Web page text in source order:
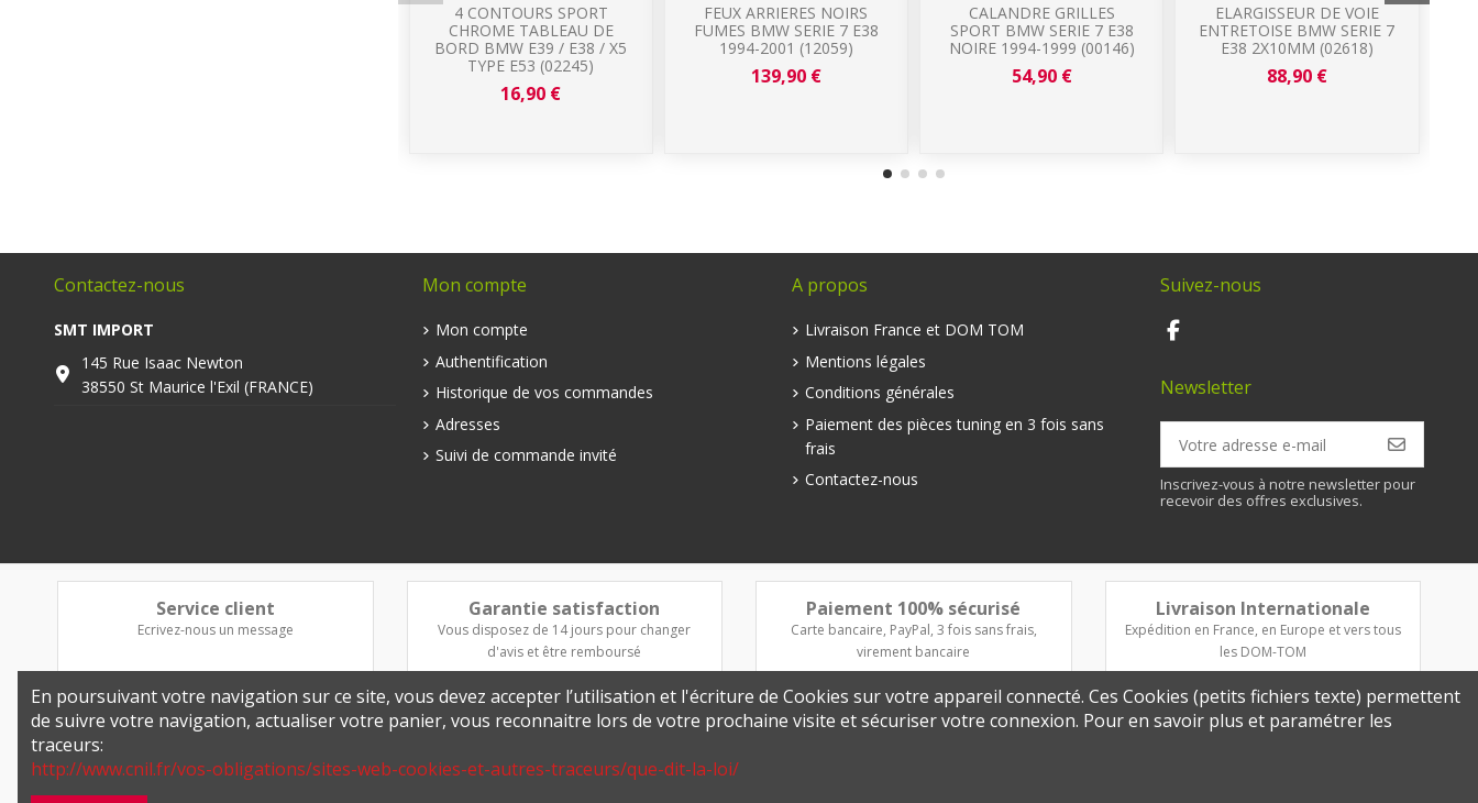
4 CONTOURS SPORT
CHROME TABLEAU DE
BORD BMW E39 / E38 / X5
TYPE E53 (02245)
16,90 €
FEUX ARRIERES NOIRS
FUMES BMW SERIE 7 E38
1994-2001 (12059)
139,90 €
CALANDRE GRILLES
SPORT BMW SERIE 7 E38
NOIRE 1994-1999 (00146)
54,90 €
ELARGISSEUR DE VOIE
ENTRETOISE BMW SERIE 7
E38 2X10MM (02618)
88,90 €
Contactez-nous
SMT IMPORT
145 Rue Isaac Newton
38550 St Maurice l'Exil (FRANCE)
Mon compte
Mon compte
Authentification
Historique de vos commandes
Adresses
Suivi de commande invité
A propos
Livraison France et DOM TOM
Mentions légales
Conditions générales
Paiement des pièces tuning en 3 fois sans
frais
Contactez-nous
Suivez-nous
Newsletter
Inscrivez-vous à notre newsletter pour
recevoir des offres exclusives.
Service client
Ecrivez-nous un message
Garantie satisfaction
Vous disposez de 14 jours pour changer
d'avis et être remboursé
Paiement 100% sécurisé
Carte bancaire, PayPal, 3 fois sans frais,
virement bancaire
Livraison Internationale
Expédition en France, en Europe et vers tous
les DOM-TOM
En poursuivant votre navigation sur ce site, vous devez accepter l’utilisation et l'écriture de Cookies sur votre appareil connecté. Ces Cookies (petits fichiers texte) permettent
de suivre votre navigation, actualiser votre panier, vous reconnaitre lors de votre prochaine visite et sécuriser votre connexion. Pour en savoir plus et paramétrer les
traceurs:
http://www.cnil.fr/vos-obligations/sites-web-cookies-et-autres-traceurs/que-dit-la-loi/